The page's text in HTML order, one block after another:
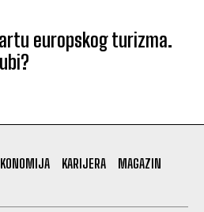
europskog turizma.
KARIJERA
MAGAZIN